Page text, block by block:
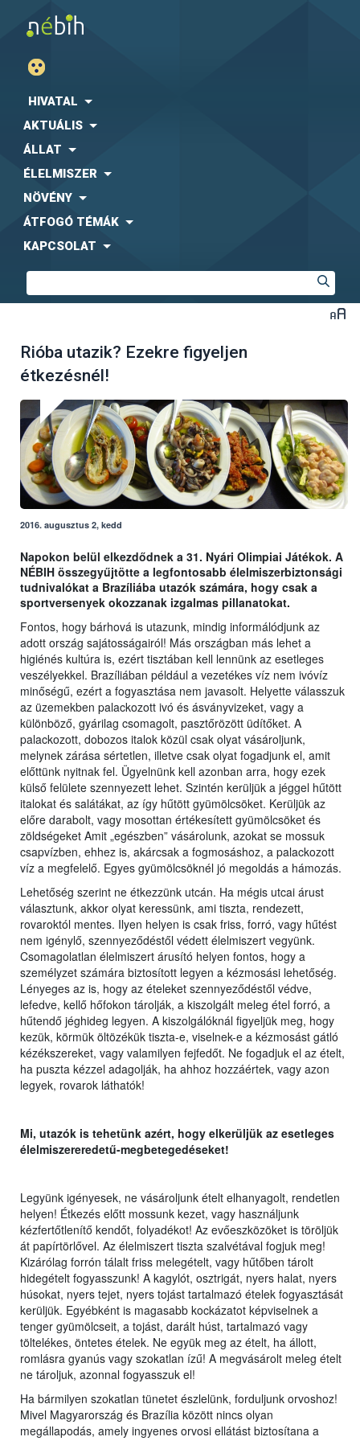
HIVATAL
AKTUÁLIS
ÁLLAT
ÉLELMISZER
NÖVÉNY
ÁTFOGÓ TÉMÁK
KAPCSOLAT
Rióba utazik? Ezekre figyeljen
étkezésnél!
2016. augusztus 2, kedd
Napokon belül elkezdődnek a 31. Nyári Olimpiai Játékok. A
NÉBIH összegyűjtötte a legfontosabb élelmiszerbiztonsági
tudnivalókat a Brazíliába utazók számára, hogy csak a
sportversenyek okozzanak izgalmas pillanatokat.
Fontos, hogy bárhová is utazunk, mindig informálódjunk az
adott ország sajátosságairól! Más országban más lehet a
higiénés kultúra is, ezért tisztában kell lennünk az esetleges
veszélyekkel. Brazíliában például a vezetékes víz nem ivóvíz
minőségű, ezért a fogyasztása nem javasolt. Helyette válasszuk
az üzemekben palackozott ivó és ásványvizeket, vagy a
különböző, gyárilag csomagolt, pasztőrözött üdítőket. A
palackozott, dobozos italok közül csak olyat vásároljunk,
melynek zárása sértetlen, illetve csak olyat fogadjunk el, amit
előttünk nyitnak fel. Ügyelnünk kell azonban arra, hogy ezek
külső felülete szennyezett lehet. Szintén kerüljük a jéggel hűtött
italokat és salátákat, az így hűtött gyümölcsöket. Kerüljük az
előre darabolt, vagy mosottan értékesített gyümölcsöket és
zöldségeket Amit „egészben” vásárolunk, azokat se mossuk
csapvízben, ehhez is, akárcsak a fogmosáshoz, a palackozott
víz a megfelelő. Egyes gyümölcsöknél jó megoldás a hámozás.
Lehetőség szerint ne étkezzünk utcán. Ha mégis utcai árust
választunk, akkor olyat keressünk, ami tiszta, rendezett,
rovaroktól mentes. Ilyen helyen is csak friss, forró, vagy hűtést
nem igénylő, szennyeződéstől védett élelmiszert vegyünk.
Csomagolatlan élelmiszert árusító helyen fontos, hogy a
személyzet számára biztosított legyen a kézmosási lehetőség.
Lényeges az is, hogy az ételeket szennyeződéstől védve,
lefedve, kellő hőfokon tárolják, a kiszolgált meleg étel forró, a
hűtendő jéghideg legyen. A kiszolgálóknál figyeljük meg, hogy
kezük, körmük öltözékük tiszta-e, viselnek-e a kézmosást gátló
kézékszereket, vagy valamilyen fejfedőt. Ne fogadjuk el az ételt,
ha puszta kézzel adagolják, ha ahhoz hozzáértek, vagy azon
legyek, rovarok láthatók!
Mi, utazók is tehetünk azért, hogy elkerüljük az esetleges
élelmiszereredetű-megbetegedéseket!
Legyünk igényesek, ne vásároljunk ételt elhanyagolt, rendetlen
helyen! Étkezés előtt mossunk kezet, vagy használjunk
kézfertőtlenítő kendőt, folyadékot! Az evőeszközöket is töröljük
át papírtörlővel. Az élelmiszert tiszta szalvétával fogjuk meg!
Kizárólag forrón tálalt friss melegételt, vagy hűtőben tárolt
hidegételt fogyasszunk! A kagylót, osztrigát, nyers halat, nyers
húsokat, nyers tejet, nyers tojást tartalmazó ételek fogyasztását
kerüljük. Egyébként is magasabb kockázatot képviselnek a
tenger gyümölcseit, a tojást, darált húst, tartalmazó vagy
töltelékes, öntetes ételek. Ne együk meg az ételt, ha állott,
romlásra gyanús vagy szokatlan ízű! A megvásárolt meleg ételt
ne tároljuk, azonnal fogyasszuk el!
Ha bármilyen szokatlan tünetet észlelünk, forduljunk orvoshoz!
Mivel Magyarország és Brazília között nincs olyan
megállapodás, amely ingyenes orvosi ellátást biztosítana a